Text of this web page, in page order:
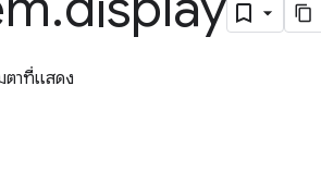
ตาที่แสดง